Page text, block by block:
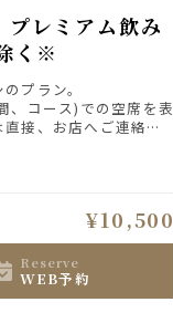
プレミアム飲み
く※
プラン。
、コース)での空席を表
接、お店へご連絡下
¥10,500
reserve
WEB予約